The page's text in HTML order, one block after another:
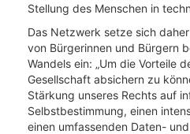
Stellung des Menschen in
Das Netzwerk setze sich
von Bürgerinnen und Bürgern
Wandels ein: „Um die Vorteile
Gesellschaft absichern zu
Stärkung unseres Rechts auf
Selbstbestimmung, einen
einen umfassenden Daten-